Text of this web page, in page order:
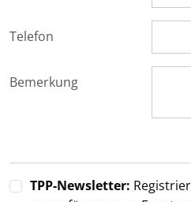
Telefon
Bemerkung
TPP-Newsletter: